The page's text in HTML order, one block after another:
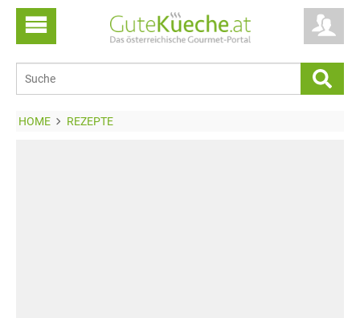
HOME REZEPTE